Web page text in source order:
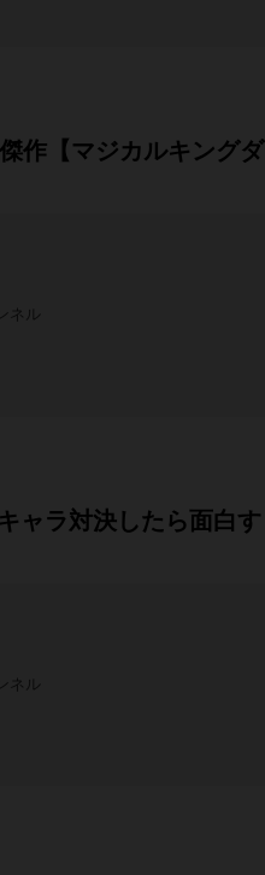
作【マジカルキングダ
ネル
ャラ対決したら面白す
ル